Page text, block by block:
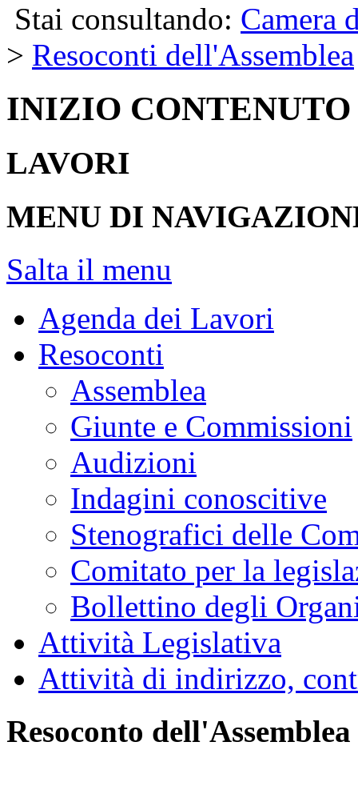
Stai consultando: Camera
> Resoconti dell'Assemblea
INIZIO CONTENUTO
LAVORI
MENU DI
Salta il menu
Agenda dei Lavori
Resoconti
Assemblea
Giunte e Commissioni
Audizioni
Indagini conoscitive
Stenografici delle
Comitato per la
Bollettino degli
Attività Legislativa
Attività di indirizzo,
Resoconto dell'Assemblea